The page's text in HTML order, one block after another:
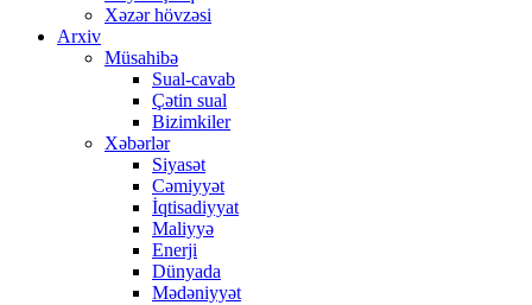
Xəzər hövzəsi
Arxiv
Müsahibə
Sual-cavab
Çətin sual
Bizimkiler
Xəbərlər
Siyasət
Cəmiyyət
İqtisadiyyat
Maliyyə
Enerji
Dünyada
Mədəniyyət